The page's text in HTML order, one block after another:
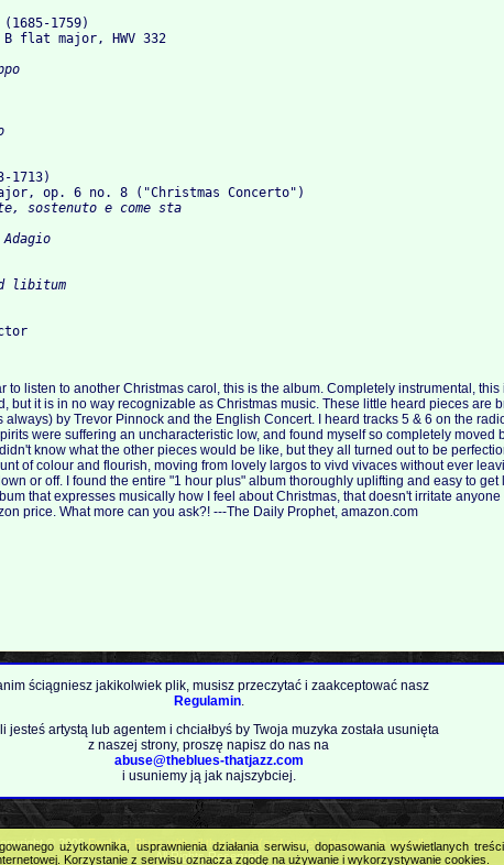
(1685-1759)
flat major, HWV 332
1713)
op. 6 no. 8 ("Christmas Concerto")
sostenuto e come sta
to listen to another Christmas carol, this is the album. Completely instrumental, this
but it is in no way recognizable as Christmas music. These little heard pieces are
by Trevor Pinnock and the English Concert. I heard tracks 5 & 6 on the
were suffering an uncharacteristic low, and found myself so completely moved
know what the other pieces would be like, but they all turned out to be
of colour and flourish, moving from lovely largos to vivd vivaces without ever
or off. I found the entire "1 hour plus" album thoroughly uplifting and easy to get
that expresses musically how I feel about Christmas, that doesn't irritate
price. What more can you ask?! ---The Daily Prophet, amazon.com
ściągniesz jakikolwiek plik, musisz przeczytać i zaakceptować nasz
Regulamin.
jesteś artystą lub agentem i chciałbyś by Twoja muzyka została usunięta
z naszej strony, proszę napisz do nas na
abuse@theblues-thatjazz.com
i usuniemy ją jak najszybciej.
użytkownika, usprawnienia działania serwisu, dopasowania wyświetlanych
Korzystanie z serwisu oznacza zgodę na używanie i wykorzystywanie cookies.
© 2009Feel the Blues with all that Jazz (and more) - best music portal!.
All Rights Reserved.